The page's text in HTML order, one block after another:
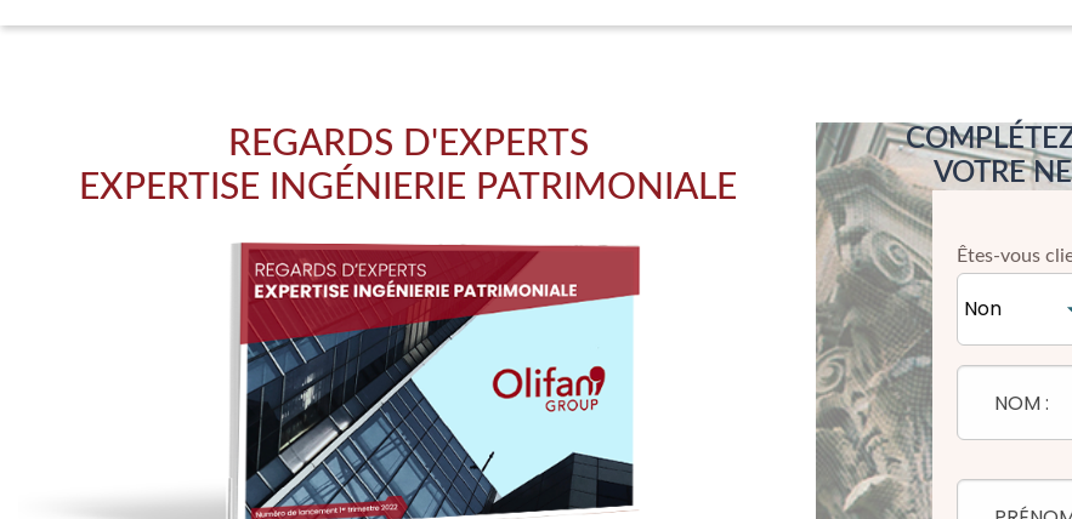
REGARDS D'EXPERTS
EXPERTISE INGÉNIERIE PATRIMONIALE
VOTRE
Êtes-vous